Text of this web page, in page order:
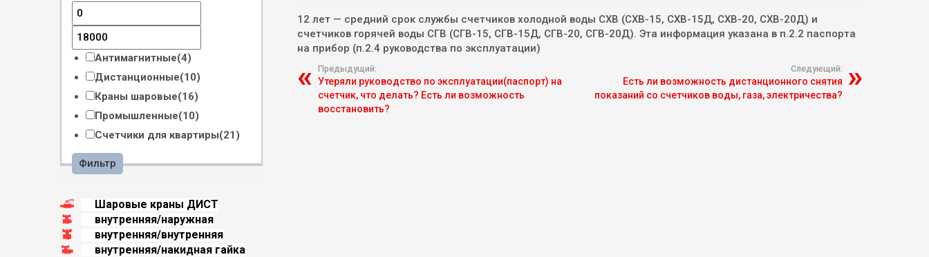
Антимагнитные(4)
Дистанционные(10)
Краны шаровые(16)
Промышленные(10)
Счетчики для квартиры(21)
Фильтр
Шаровые краны ДИСТ
внутренняя/наружная
внутренняя/внутренняя
внутренняя/накидная гайка
12 лет — средний срок службы счетчиков холодной воды СХВ (СХВ-15, СХВ-15Д, СХВ-20, СХВ-20Д) и
счетчиков горячей воды СГВ (СГВ-15, СГВ-15Д, СГВ-20, СГВ-20Д). Эта информация указана в п.2.2 паспорта
на прибор (п.2.4 руководства по эксплуатации)
Предыдущий:
Утеряли руководство по эксплуатации(паспорт) на
счетчик, что делать? Есть ли возможность
восстановить?
Следующий:
Есть ли возможность дистанционного снятия
показаний со счетчиков воды, газа, электричества?